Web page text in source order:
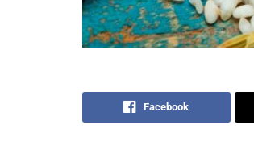
Facebook